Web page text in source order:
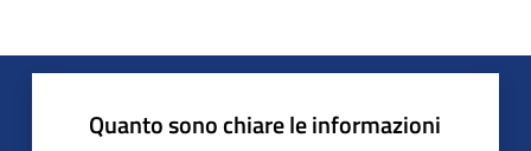
Quanto sono chiare le informazioni